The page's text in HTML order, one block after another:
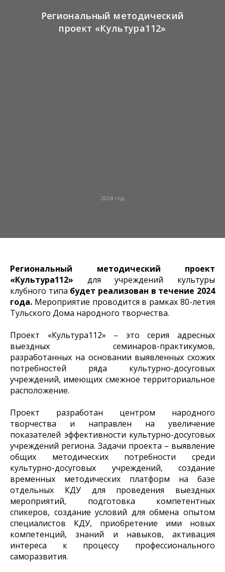
2024 год
Региональный методический
проект «Культура112»
Региональный методический проект
«Культура112» для учреждений культуры
клубного типа будет реализован в течение 2024
года. Мероприятие проводится в рамках 80-летия
Тульского Дома народного творчества.
Проект «Культура112» – это серия адресных
выездных семинаров-практикумов,
разработанных на основании выявленных схожих
потребностей ряда культурно-досуговых
учреждений, имеющих смежное территориальное
расположение.
Проект разработан центром народного
творчества и направлен на увеличение
показателей эффективности культурно-досуговых
учреждений региона. Задачи проекта – выявление
общих методических потребности среди
культурно-досуговых учреждений, создание
временных методических платформ на базе
отдельных КДУ для проведения выездных
мероприятий, подготовка компетентных
спикеров, создание условий для обмена опытом
специалистов КДУ, приобретение ими новых
компетенций, знаний и навыков, активация
интереса к процессу профессионального
саморазвития.